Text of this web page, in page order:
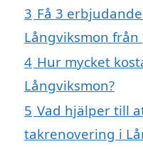
3 Få 3
Långviksmon
4 Hur mycket
Långviksmon?
5 Vad hjälper till
takrenovering i